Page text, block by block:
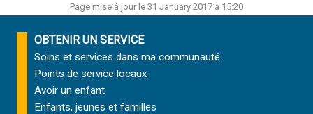
Page mise à jour le 31 January 2017 à 15:20
OBTENIR UN SERVICE
Soins et services dans ma communauté
Points de service locaux
Avoir un enfant
Enfants, jeunes et familles